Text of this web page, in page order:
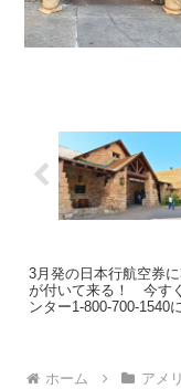
3月発の日本行航空券
が付いて来る！ 今す
ンター1-800-700-1540
ホーム アメ